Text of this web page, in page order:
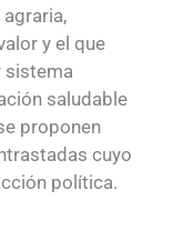
y el que
sistema
saludable
proponen
cuyo
política.